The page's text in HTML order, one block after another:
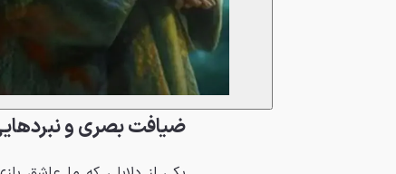
ضیافت بصری و